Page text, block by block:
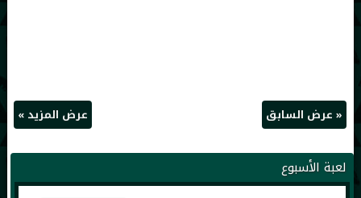
« عرض السابق عرض المزيد »
لعبة الأسبوع